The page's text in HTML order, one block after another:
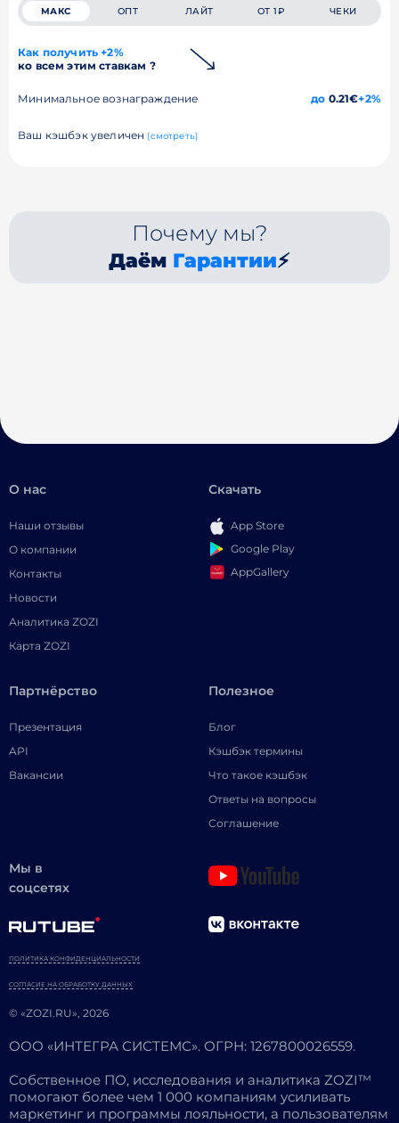
МАКС ОПТ ЛАЙТ ОТ 1₽ ЧЕКИ
Как получить +2%
ко всем этим ставкам ?
Минимальное вознаграждение до 0.21€+2%
Ваш кэшбэк увеличен (смотреть)
Почему мы?
Даём Гарантии⚡
О нас
Наши отзывы
О компании
Контакты
Новости
Аналитика ZOZI
Карта ZOZI
Скачать
App Store
Google Play
AppGallery
Партнёрство
Презентация
API
Вакансии
Полезное
Блог
Кэшбэк термины
Что такое кэшбэк
Ответы на вопросы
Соглашение
Мы в
соцсетях
© «ZOZI.RU», 2026
ПОЛИТИКА КОНФИДЕНЦИАЛЬНОСТИ
СОГЛАСИЕ НА ОБРАБОТКУ ДАННЫХ
ООО «ИНТЕГРА СИСТЕМС». ОГРН: 1267800026559.
Собственное ПО, исследования и аналитика ZOZI™
помогают более чем 1 000 компаниям усиливать
маркетинг и программы лояльности, а пользователям